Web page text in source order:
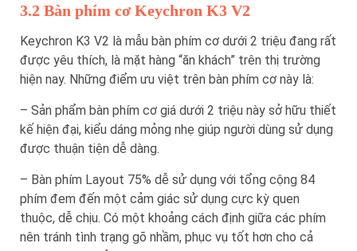
3.2 Bàn phím cơ Keychron K3 V2
Keychron K3 V2 là mẫu bàn phím cơ dưới 2 triệu đang rất
được yêu thích, là mặt hàng “ăn khách” trên thị trường
hiện nay. Những điểm ưu việt trên bàn phím cơ này là:
– Sản phẩm bàn phím cơ giá dưới 2 triệu này sở hữu thiết
kế hiện đại, kiểu dáng mỏng nhẹ giúp người dùng sử dụng
được thuận tiện dễ dàng.
– Bàn phím Layout 75% dễ sử dụng với tổng cộng 84
phím đem đến một cảm giác sử dụng cực kỳ quen
thuộc, dễ chịu. Có một khoảng cách định giữa các phím
nên tránh tình trạng gõ nhầm, phục vụ tốt hơn cho cả